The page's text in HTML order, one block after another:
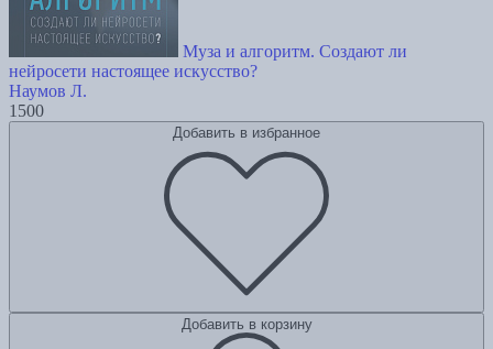
Муза и алгоритм. Создают ли
нейросети настоящее искусство?
Наумов Л.
1500
Добавить в избранное
Добавить в корзину